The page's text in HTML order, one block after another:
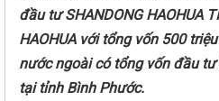
đầu tư SHANDONG HAOHUA
HAOHUA với tổng vốn 500
nước ngoài có tổng vốn đầu
tại tỉnh Bình Phước.